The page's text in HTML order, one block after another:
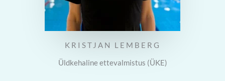
KRISTJAN LEMBERG
Üldkehaline ettevalmistus (ÜKE)